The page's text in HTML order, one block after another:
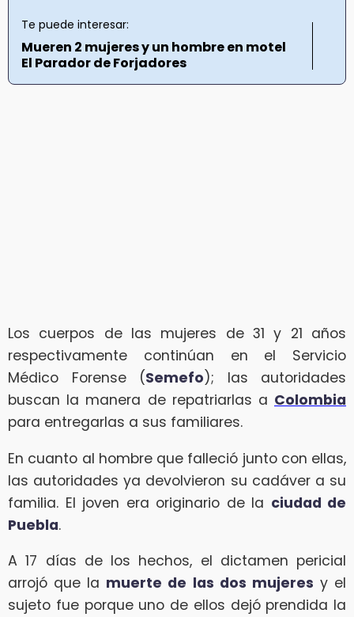
Te puede interesar:
Mueren 2 mujeres y un hombre en motel
El Parador de Forjadores
Los cuerpos de las mujeres de 31 y 21 años
respectivamente continúan en el Servicio
Médico Forense (Semefo); las autoridades
buscan la manera de repatriarlas a Colombia
para entregarlas a sus familiares.
En cuanto al hombre que falleció junto con ellas,
las autoridades ya devolvieron su cadáver a su
familia. El joven era originario de la ciudad de
Puebla.
A 17 días de los hechos, el dictamen pericial
arrojó que la muerte de las dos mujeres y el
sujeto fue porque uno de ellos dejó prendida la